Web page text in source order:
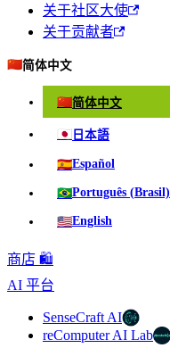
关于社区大使
关于贡献者
🇨🇳简体中文
🇨🇳简体中文
🇯🇵 日本語
🇪🇸Español
🇧🇷Português (Brasil)
🇺🇸English
商店 🛍️
AI 平台
SenseCraft AI
reComputer AI Lab